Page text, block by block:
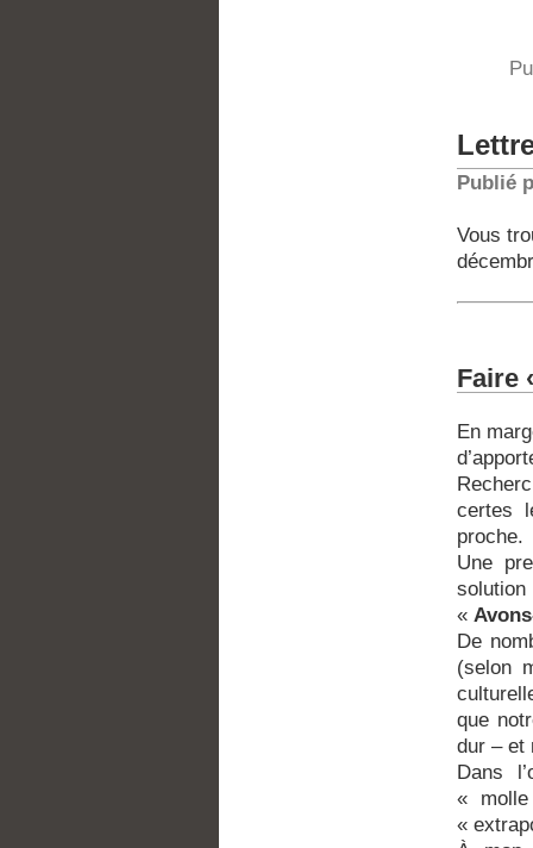
Publié
Vous
Faire
En
certes
proche.
Une
«
De
(selon
que
dur – et
Dans
«
«